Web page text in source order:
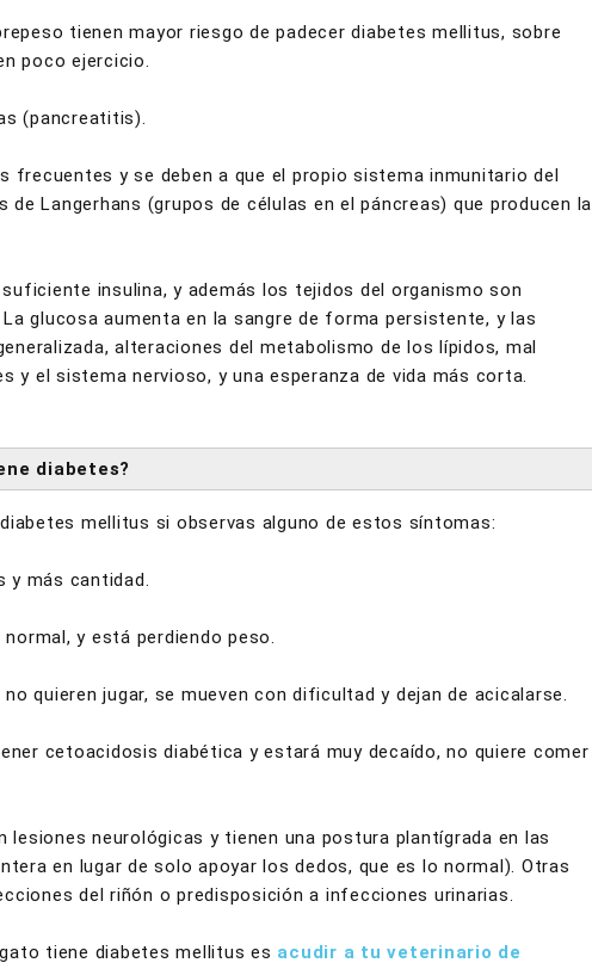
tienen mayor riesgo de padecer diabetes mellitus, sobre
poco ejercicio.
(pancreatitis).
frecuentes y se deben a que el propio sistema inmunitario del
Langerhans (grupos de células en el páncreas) que producen la
insulina, y además los tejidos del organismo son
glucosa aumenta en la sangre de forma persistente, y las
alteraciones del metabolismo de los lípidos, mal
y el sistema nervioso, y una esperanza de vida más corta.
diabetes?
mellitus si observas alguno de estos síntomas:
y más cantidad.
y está perdiendo peso.
quieren jugar, se mueven con dificultad y dejan de acicalarse.
cetoacidosis diabética y estará muy decaído, no quiere comer
neurológicas y tienen una postura plantígrada en las
en lugar de solo apoyar los dedos, que es lo normal). Otras
del riñón o predisposición a infecciones urinarias.
tiene diabetes mellitus es acudir a tu veterinario de